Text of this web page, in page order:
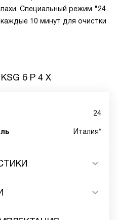
Специальный режим "24
10 минут для очистки
6 P 4 X
24
Италия*